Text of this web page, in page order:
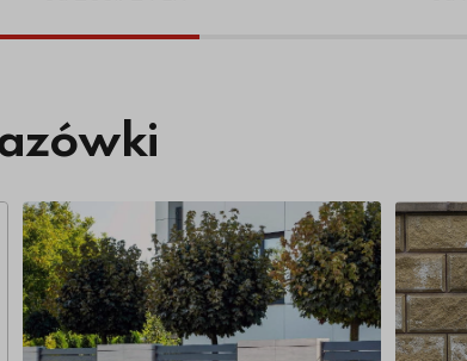
Więcej o Systemy ogrodzeniowe – co jestWięcej